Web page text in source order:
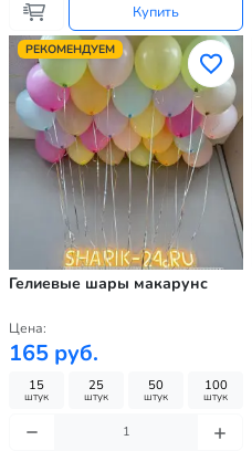
Купить
РЕКОМЕНДУЕМ
Гелиевые шары макарунс
Цена:
165 руб.
15
штук
25
штук
50
штук
100
штук